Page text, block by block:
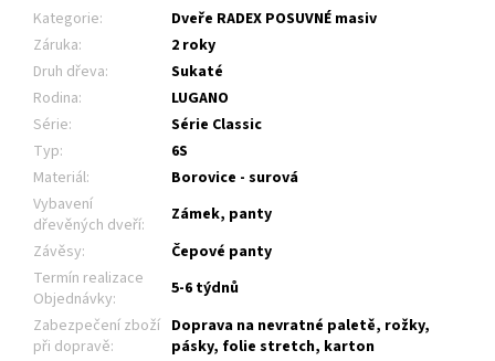
Kategorie:
Dveře RADEX POSUVNÉ masiv
Záruka:
2 roky
Druh dřeva:
Sukaté
Rodina:
LUGANO
Série:
Série Classic
Typ:
6S
Materiál:
Borovice - surová
Vybavení
dřevěných dveří:
Zámek, panty
Závěsy:
Čepové panty
Termín realizace
Objednávky:
5-6 týdnů
Zabezpečení zboží
při dopravě:
Doprava na nevratné paletě, rožky,
pásky, folie stretch, karton